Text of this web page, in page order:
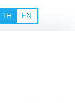
TH EN